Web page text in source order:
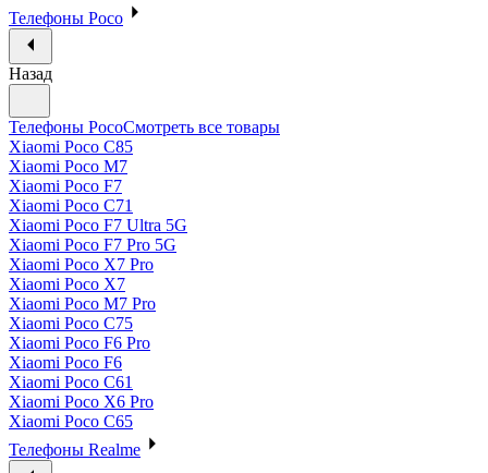
Телефоны Poco
Назад
Телефоны PocoСмотреть все товары
Xiaomi Poco C85
Xiaomi Poco M7
Xiaomi Poco F7
Xiaomi Poco C71
Xiaomi Poco F7 Ultra 5G
Xiaomi Poco F7 Pro 5G
Xiaomi Poco X7 Pro
Xiaomi Poco X7
Xiaomi Poco M7 Pro
Xiaomi Poco C75
Xiaomi Poco F6 Pro
Xiaomi Poco F6
Xiaomi Poco C61
Xiaomi Poco X6 Pro
Xiaomi Poco C65
Телефоны Realme